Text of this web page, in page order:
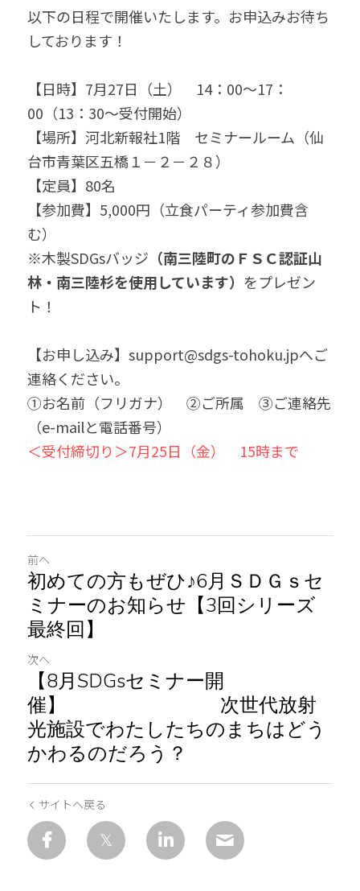
以下の日程で開催いたします。お申込みお待ち
しております！
【日時】7月27日（土）　14：00～17：
00（13：30～受付開始）
【場所】河北新報社1階　セミナールーム（仙
台市青葉区五橋１－２－２８）
【定員】80名
【参加費】5,000円（立食パーティ参加費含
む）
※木製SDGsバッジ （南三陸町のＦＳＣ認証山
林・南三陸杉を使用しています） をプレゼン
ト！
【お申し込み】support@sdgs-tohoku.jpへご
連絡ください。
①お名前（フリガナ）　②ご所属　③ご連絡先
（e-mailと電話番号）
＜受付締切り＞7月25日（金） 15時まで
前へ
初めての方もぜひ♪6月ＳＤＧｓセ
ミナーのお知らせ【3回シリーズ
最終回】
次へ
【8月SDGsセミナー開
催】 次世代放射
光施設でわたしたちのまちはどう
かわるのだろう？
サイトへ戻る